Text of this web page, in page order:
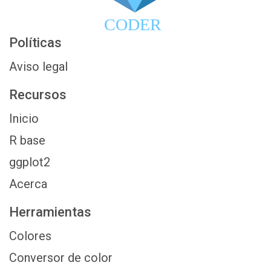
CODER
Políticas
Aviso legal
Recursos
Inicio
R base
ggplot2
Acerca
Herramientas
Colores
Conversor de color